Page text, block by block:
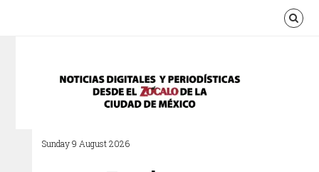
Sunday 9 August 2026